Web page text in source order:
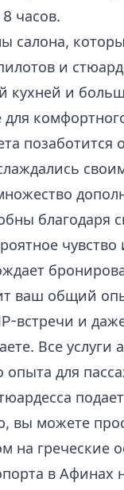
часов.
салона,
и
кухней и
позаботится
благодаря
ваш общий
встречи и
Все услуги
опыта для
вы можете
на греческие
в Афинах